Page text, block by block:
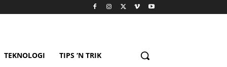
TEKNOLOGI TIPS ‘N TRIK